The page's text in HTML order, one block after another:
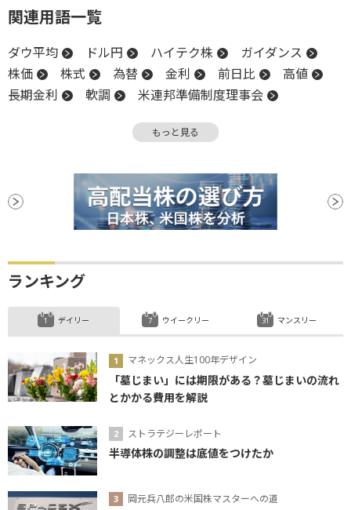
関連用語一覧
ダウ平均 ドル円 ハイテク株
ガイダンス
株価
株式 為替 金利 前日比
高値
長期金利
軟調
米連邦準備制度理事会
嫌気 インフレ
引け 株価指数
関税
業績見通し
決算 新築住宅販売件数
もっと見る
ランキング
デイリー
マネックス人生100年デザイン
「墓じまい」には期限がある？墓じまいの流れ
とかかる費用を解説
ストラテジーレポート
半導体株の調整は底値をつけたか
岡元兵八郎の米国株マスターへの道
ウイークリー マンスリー